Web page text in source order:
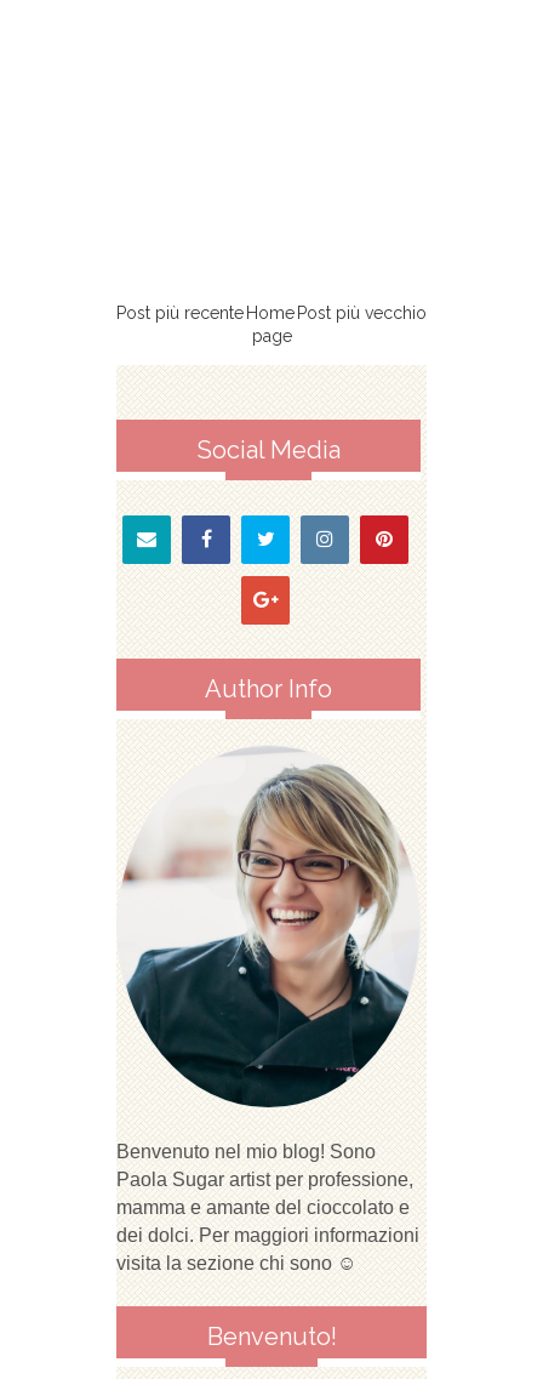
Post più recente Post più vecchio
Home
page
Social Media
Author Info
Benvenuto nel mio blog! Sono
Paola Sugar artist per professione,
mamma e amante del cioccolato e
dei dolci. Per maggiori informazioni
visita la sezione chi sono ☺
Benvenuto!